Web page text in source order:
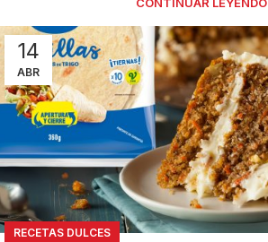
14
ABR
RECETAS DULCES